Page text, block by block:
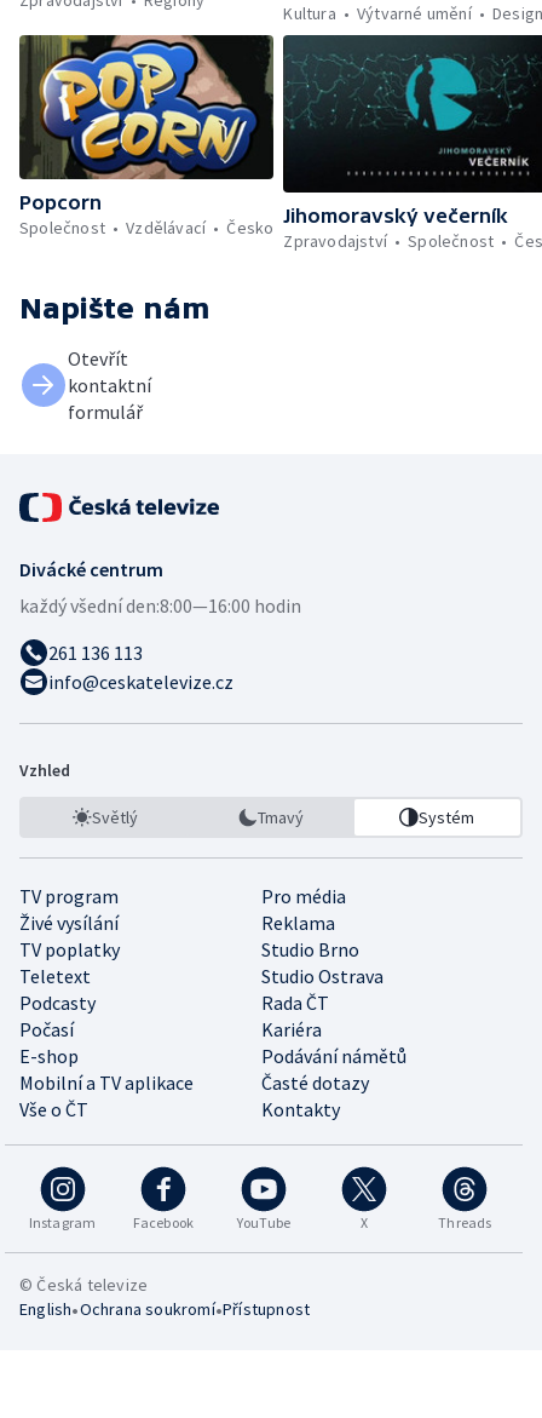
Kultura
Výtvarné umění
Popcorn
Společnost
Vzdělávací Česko
Jihomoravský večerník
Zpravodajství
Společnost
Napište nám
Otevřít
kontaktní
formulář
Divácké centrum
každý všední den:8:00—16:00 hodin
261 136 113
info@ceskatelevize.cz
Vzhled
Světlý Tmavý Systém
TV program
Pro média
Živé vysílání
Reklama
TV poplatky
Studio Brno
Teletext
Studio Ostrava
Podcasty
Rada ČT
Počasí
Kariéra
E-shop
Podávání námětů
Mobilní a TV aplikace
Časté dotazy
Vše o ČT
Kontakty
Instagram Facebook YouTube X Threads
© Česká televize
English•Ochrana soukromí•Přístupnost